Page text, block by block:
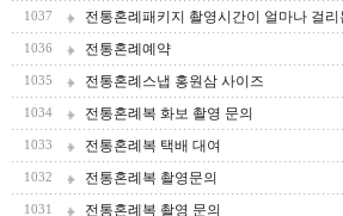
1037 전통혼례패키지 촬영시간이 얼마나 걸
1036 전통혼례예약
1035 전통혼례스냅 홍원삼 사이즈
1034 전통혼례복 화보 촬영 문의
1033 전통혼례복 택배 대여
1032 전통혼례복 촬영문의
1031 전통혼례복 촬영 문의